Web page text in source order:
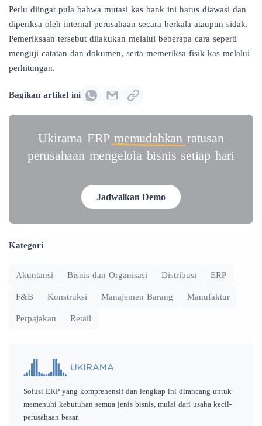
Perlu diingat pula bahwa mutasi kas bank ini harus diawasi dan
diperiksa oleh internal perusahaan secara berkala ataupun sidak.
Pemeriksaan tersebut dilakukan melalui beberapa cara seperti
menguji catatan dan dokumen, serta memeriksa fisik kas melalui
perhitungan.
Bagikan artikel ini
Ukirama ERP memudahkan ratusan
perusahaan mengelola bisnis setiap hari
Jadwalkan Demo
Kategori
Akuntansi Bisnis dan Organisasi Distribusi ERP
F&B Konstruksi Manajemen Barang Manufaktur
Perpajakan Retail
Solusi ERP yang komprehensif dan lengkap ini dirancang untuk
memenuhi kebutuhan semua jenis bisnis, mulai dari usaha kecil-
perusahaan besar.